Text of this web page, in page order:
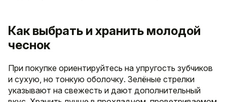
Как выбрать и хранить молодой
чеснок
При покупке ориентируйтесь на упругость зубчиков
и сухую, но тонкую оболочку. Зелёные стрелки
указывают на свежесть и дают дополнительный